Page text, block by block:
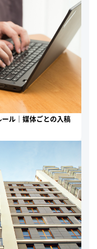
ル｜媒体ごとの入稿